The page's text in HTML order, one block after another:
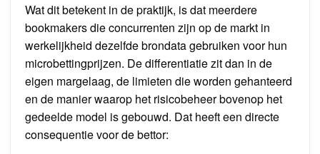
Wat dit betekent in de praktijk, is dat meerdere
bookmakers die concurrenten zijn op de markt in
werkelijkheid dezelfde brondata gebruiken voor hun
microbettingprijzen. De differentiatie zit dan in de
eigen margelaag, de limieten die worden gehanteerd
en de manier waarop het risicobeheer bovenop het
gedeelde model is gebouwd. Dat heeft een directe
consequentie voor de bettor: